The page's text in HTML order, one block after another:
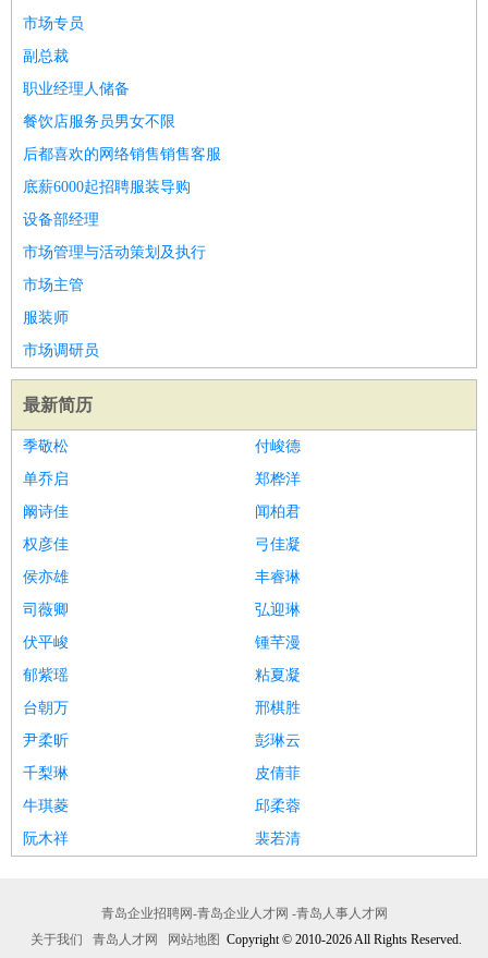
市场专员
副总裁
职业经理人储备
餐饮店服务员男女不限
后都喜欢的网络销售销售客服
底薪6000起招聘服装导购
设备部经理
市场管理与活动策划及执行
市场主管
服装师
市场调研员
最新简历
季敬松
付峻德
单乔启
郑桦洋
阚诗佳
闻柏君
权彦佳
弓佳凝
侯亦雄
丰睿琳
司薇卿
弘迎琳
伏平峻
锺芊漫
郁紫瑶
粘夏凝
台朝万
邢棋胜
尹柔昕
彭琳云
千梨琳
皮倩菲
牛琪菱
邱柔蓉
阮木祥
裴若清
青岛企业招聘网-青岛企业人才网 -青岛人事人才网
关于我们
青岛人才网 网站地图 Copyright © 2010-2026 All Rights Reserved.